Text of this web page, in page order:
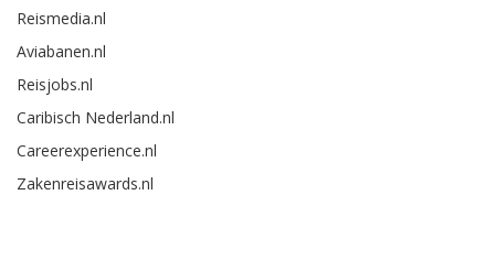
Reismedia.nl
Aviabanen.nl
Reisjobs.nl
Caribisch Nederland.nl
Careerexperience.nl
Zakenreisawards.nl